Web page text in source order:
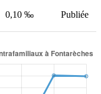
0,10 ‰ Publiée